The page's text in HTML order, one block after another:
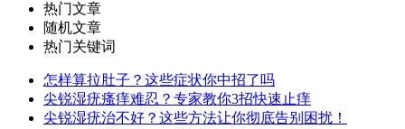
热门文章
随机文章
热门关键词
怎样算拉肚子？这些症状你中招了吗
尖锐湿疣瘙痒难忍？专家教你3招快速止痒
尖锐湿疣治不好？这些方法让你彻底告别困扰！